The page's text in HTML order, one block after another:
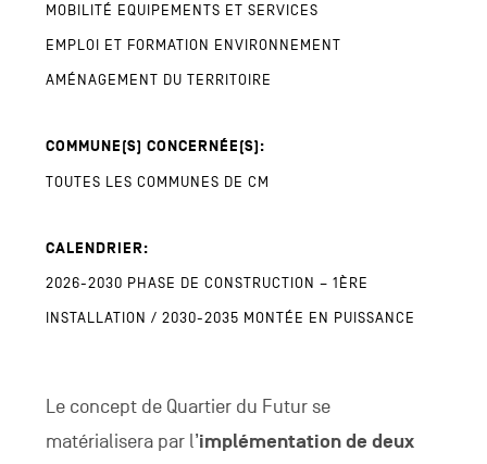
MOBILITÉ EQUIPEMENTS ET SERVICES
EMPLOI ET FORMATION ENVIRONNEMENT
AMÉNAGEMENT DU TERRITOIRE
COMMUNE(S) CONCERNÉE(S):
TOUTES LES COMMUNES DE CM
CALENDRIER:
2026-2030 PHASE DE CONSTRUCTION – 1ÈRE
INSTALLATION / 2030-2035 MONTÉE EN PUISSANCE
Le concept de Quartier du Futur se
matérialisera par l’implémentation de deux